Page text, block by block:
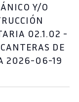
Y/O
02.1.02 -
DE
2026-06-19